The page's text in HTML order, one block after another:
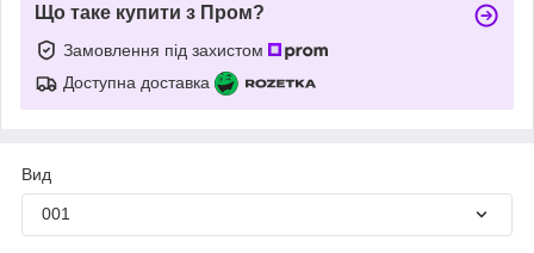
Що таке купити з Пром?
Замовлення під захистом
Доступна доставка
Вид
001